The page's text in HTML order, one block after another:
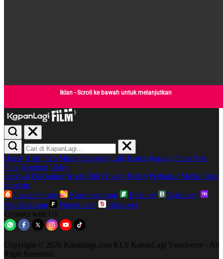
Iklan - Scroll ke bawah untuk melanjutkan
Home Artis Film Musik Dangdut Lirik Korea Jepang China Foto
Plus Trending Video
Redaksi Disclaimer Kode Etik Privacy Policy Pedoman Media Siber
Sitemap
Liputan6.com
Kapanlagi.com Bola.net
Bola.com
Merdeka.com
Fimela.com
Brilio.net
Connect with Us
Copyright © 2026 Kapanlagi.com KLY KapanLagi Youniverse - All
Right Reserved.